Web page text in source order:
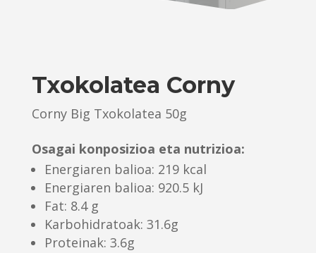
Txokolatea Corny
Corny Big Txokolatea 50g
Osagai konposizioa eta nutrizioa:
Energiaren balioa: 219 kcal
Energiaren balioa: 920.5 kJ
Fat: 8.4 g
Karbohidratoak: 31.6g
Proteinak: 3.6g